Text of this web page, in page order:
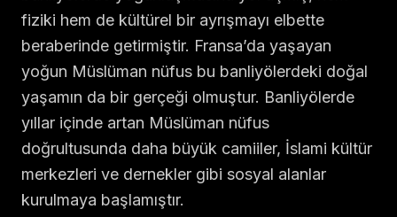
fiziki hem de kültürel bir ayrışmayı elbette
beraberinde getirmiştir. Fransa’da yaşayan
yoğun Müslüman nüfus bu banliyölerdeki doğal
yaşamın da bir gerçeği olmuştur. Banliyölerde
yıllar içinde artan Müslüman nüfus
doğrultusunda daha büyük camiiler, İslami kültür
merkezleri ve dernekler gibi sosyal alanlar
kurulmaya başlamıştır.